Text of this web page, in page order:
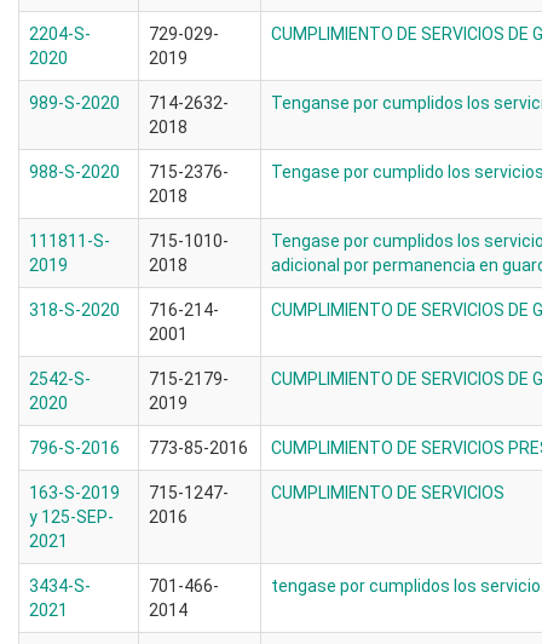
2204-S-
2020
729-029-
2019
CUMPLIMIENTO DE SERVICIOS DE
989-S-2020
714-2632-
2018
Tenganse por cumplidos los
988-S-2020
715-2376-
2018
Tengase por cumplido los
111811-S-
2019
715-1010-
2018
Tengase por cumplidos los
adicional por permanencia en
318-S-2020
716-214-
2001
CUMPLIMIENTO DE SERVICIOS DE
2542-S-
2020
715-2179-
2019
CUMPLIMIENTO DE SERVICIOS DE
796-S-2016 773-85-2016 CUMPLIMIENTO DE SERVICIOS
163-S-2019
y 125-SEP-
2021
715-1247-
2016
CUMPLIMIENTO DE SERVICIOS
3434-S-
2021
701-466-
2014
tengase por cumplidos los